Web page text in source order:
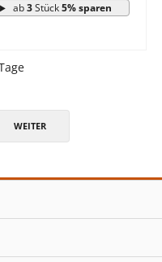
ab3Stück5% sparen
WEITER